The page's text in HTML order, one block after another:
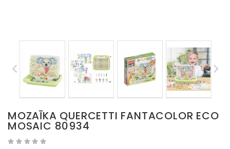
MOZAĪKA QUERCETTI FANTACOLOR ECO
MOSAIC 80934